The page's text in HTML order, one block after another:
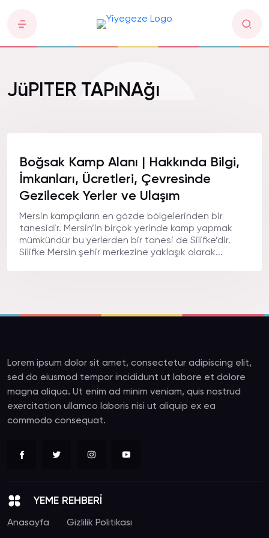
JüPITER TAPıNAğı
Boğsak Kamp Alanı | Hakkında Bilgi,
İmkanları, Ücretleri, Çevresinde
Gezilecek Yerler ve Ulaşım
Mersin kampçıların en gözde bölgelerinden bir
tanesidir. Mersin’in birçok yerinde kamp yapmak
mümkündür bu yerlerden bir tanesi de Silifke’dir.
Silifke Mersin şehir merkezine yaklaşık olarak...
Lorem ipsum dolor sit amet, consectetur adipiscing elit,
sed do eiusmod tempor incididunt ut labore et dolore
magna aliqua. Ut enim ad minim veniam, quis nostrud
exercitation ullamco laboris nisi ut aliquip ex ea
commodo consequat.
YEME REHBERİ
Anasayfa Gizlilik Politikası